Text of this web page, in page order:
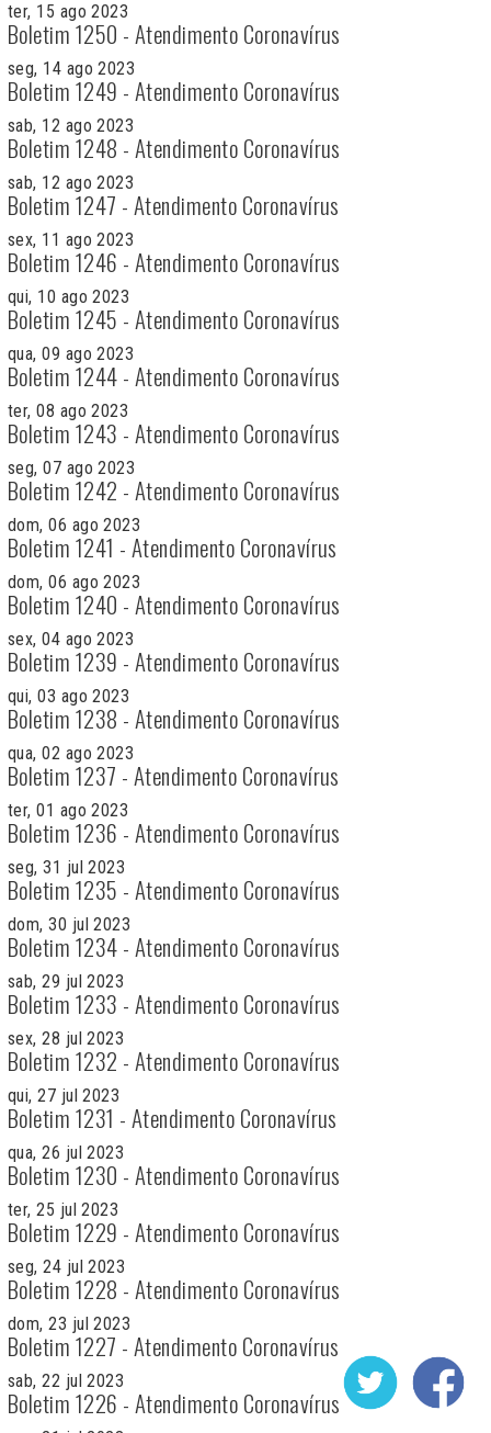
ter, 15 ago 2023
Boletim 1250 - Atendimento Coronavírus
seg, 14 ago 2023
Boletim 1249 - Atendimento Coronavírus
sab, 12 ago 2023
Boletim 1248 - Atendimento Coronavírus
sab, 12 ago 2023
Boletim 1247 - Atendimento Coronavírus
sex, 11 ago 2023
Boletim 1246 - Atendimento Coronavírus
qui, 10 ago 2023
Boletim 1245 - Atendimento Coronavírus
qua, 09 ago 2023
Boletim 1244 - Atendimento Coronavírus
ter, 08 ago 2023
Boletim 1243 - Atendimento Coronavírus
seg, 07 ago 2023
Boletim 1242 - Atendimento Coronavírus
dom, 06 ago 2023
Boletim 1241 - Atendimento Coronavírus
dom, 06 ago 2023
Boletim 1240 - Atendimento Coronavírus
sex, 04 ago 2023
Boletim 1239 - Atendimento Coronavírus
qui, 03 ago 2023
Boletim 1238 - Atendimento Coronavírus
qua, 02 ago 2023
Boletim 1237 - Atendimento Coronavírus
ter, 01 ago 2023
Boletim 1236 - Atendimento Coronavírus
seg, 31 jul 2023
Boletim 1235 - Atendimento Coronavírus
dom, 30 jul 2023
Boletim 1234 - Atendimento Coronavírus
sab, 29 jul 2023
Boletim 1233 - Atendimento Coronavírus
sex, 28 jul 2023
Boletim 1232 - Atendimento Coronavírus
qui, 27 jul 2023
Boletim 1231 - Atendimento Coronavírus
qua, 26 jul 2023
Boletim 1230 - Atendimento Coronavírus
ter, 25 jul 2023
Boletim 1229 - Atendimento Coronavírus
seg, 24 jul 2023
Boletim 1228 - Atendimento Coronavírus
dom, 23 jul 2023
Boletim 1227 - Atendimento Coronavírus
sab, 22 jul 2023
Boletim 1226 - Atendimento Coronavírus